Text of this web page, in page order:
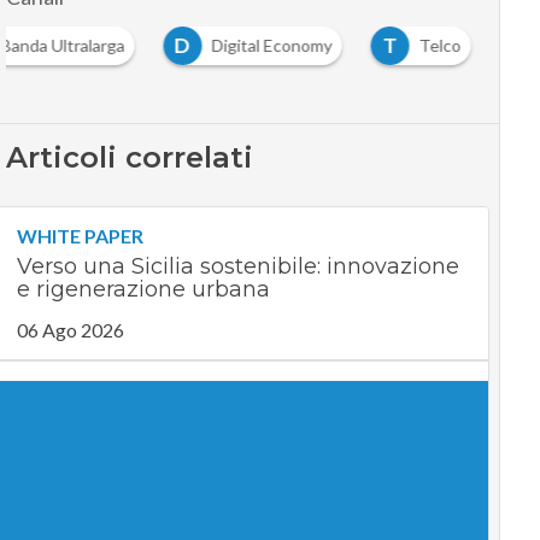
Banda Ultralarga D Digital Economy T Telco
Articoli correlati
WHITE PAPER
Verso una Sicilia sostenibile: innovazione
e rigenerazione urbana
06 Ago 2026